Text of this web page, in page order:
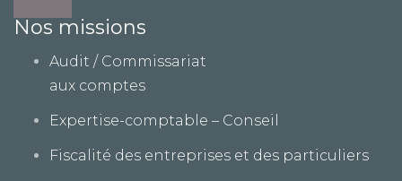
Nos missions
Audit / Commissariat
aux comptes
Expertise-comptable – Conseil
Fiscalité des entreprises et des particuliers